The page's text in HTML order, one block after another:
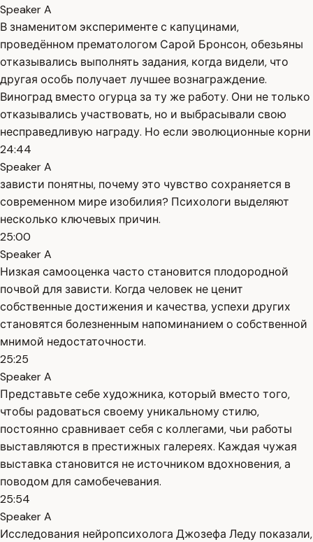
Speaker A
В знаменитом эксперименте с капуцинами,
проведённом прематологом Сарой Бронсон, обезьяны
отказывались выполнять задания, когда видели, что
другая особь получает лучшее вознаграждение.
Виноград вместо огурца за ту же работу. Они не только
отказывались участвовать, но и выбрасывали свою
несправедливую награду. Но если эволюционные корни
24:44
Speaker A
зависти понятны, почему это чувство сохраняется в
современном мире изобилия? Психологи выделяют
несколько ключевых причин.
25:00
Speaker A
Низкая самооценка часто становится плодородной
почвой для зависти. Когда человек не ценит
собственные достижения и качества, успехи других
становятся болезненным напоминанием о собственной
мнимой недостаточности.
25:25
Speaker A
Представьте себе художника, который вместо того,
чтобы радоваться своему уникальному стилю,
постоянно сравнивает себя с коллегами, чьи работы
выставляются в престижных галереях. Каждая чужая
выставка становится не источником вдохновения, а
поводом для самобечевания.
25:54
Speaker A
Исследования нейропсихолога Джозефа Леду показали,